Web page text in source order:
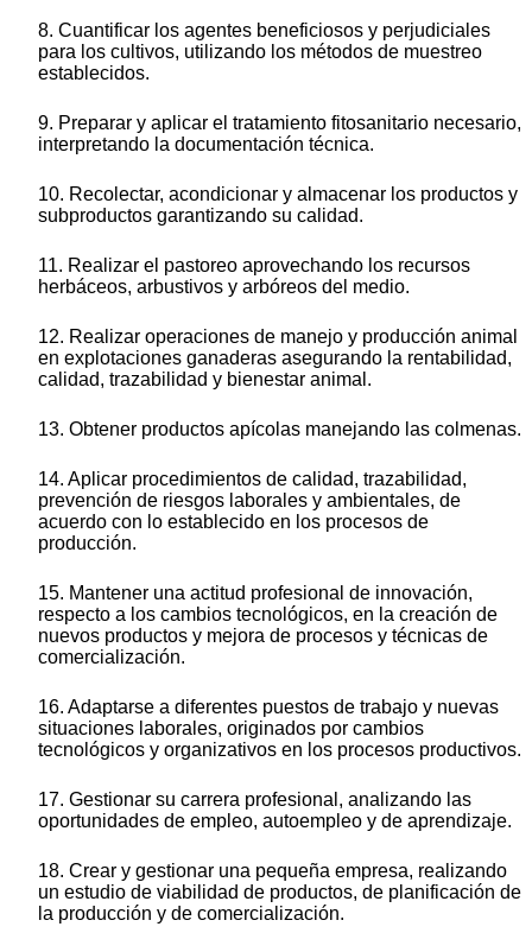
8. Cuantificar los agentes beneficiosos y perjudiciales
para los cultivos, utilizando los métodos de muestreo
establecidos.
9. Preparar y aplicar el tratamiento fitosanitario necesario,
interpretando la documentación técnica.
10. Recolectar, acondicionar y almacenar los productos y
subproductos garantizando su calidad.
11. Realizar el pastoreo aprovechando los recursos
herbáceos, arbustivos y arbóreos del medio.
12. Realizar operaciones de manejo y producción animal
en explotaciones ganaderas asegurando la rentabilidad,
calidad, trazabilidad y bienestar animal.
13. Obtener productos apícolas manejando las colmenas.
14. Aplicar procedimientos de calidad, trazabilidad,
prevención de riesgos laborales y ambientales, de
acuerdo con lo establecido en los procesos de
producción.
15. Mantener una actitud profesional de innovación,
respecto a los cambios tecnológicos, en la creación de
nuevos productos y mejora de procesos y técnicas de
comercialización.
16. Adaptarse a diferentes puestos de trabajo y nuevas
situaciones laborales, originados por cambios
tecnológicos y organizativos en los procesos productivos.
17. Gestionar su carrera profesional, analizando las
oportunidades de empleo, autoempleo y de aprendizaje.
18. Crear y gestionar una pequeña empresa, realizando
un estudio de viabilidad de productos, de planificación de
la producción y de comercialización.